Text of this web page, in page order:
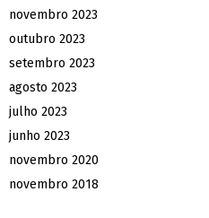
novembro 2023
outubro 2023
setembro 2023
agosto 2023
julho 2023
junho 2023
novembro 2020
novembro 2018